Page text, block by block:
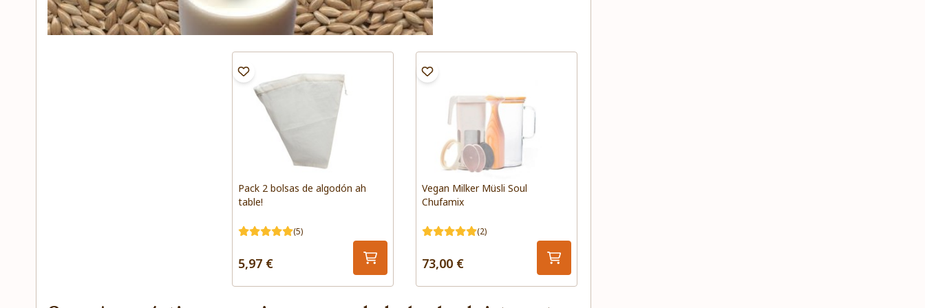
Pack 2 bolsas de algodón ah
table!
(5)
5,97 €
Vegan Milker Müsli Soul
Chufamix
(2)
73,00 €